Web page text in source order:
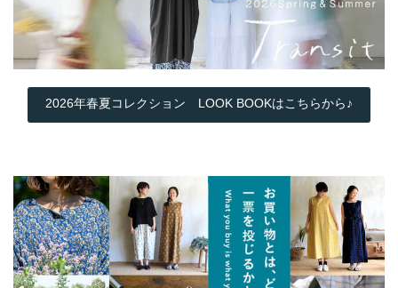
2026年春夏コレクション LOOK BOOKはこちらから♪